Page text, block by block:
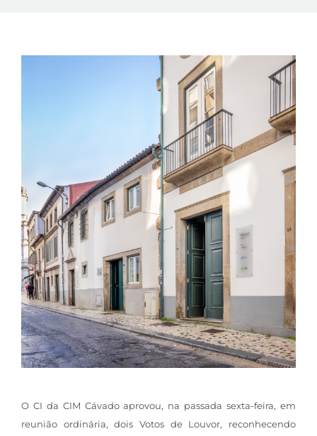
O CI da CIM Cávado aprovou, na passada sexta-feira, em
reunião ordinária, dois Votos de Louvor, reconhecendo